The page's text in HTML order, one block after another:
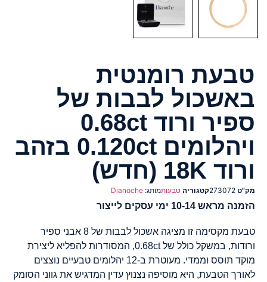
טבעת רומנטית
באשכול לבבות של
ספיר ורוד 0.68ct
ויהלומים 0.120ct בזהב
ורוד 18K (חדש)
מק"ט 273072קטגוריה טבעותמותג: Dianoche
הזמנה מראש 10-14 ימי עסקים לייצור
טבעת מקסימה זו מציגה אשכול לבבות של 8 אבני ספיר
ורודות, במשקל כולל של 0.68ct, המסודרות להפליא ליצירת
מוקד תוסס וממדי. מעוטרת ב-12 יהלומים טבעיים נוצצים
לאורך הטבעת, היא מוסיפה נצנוץ עדין המדגיש את גווני הסומק